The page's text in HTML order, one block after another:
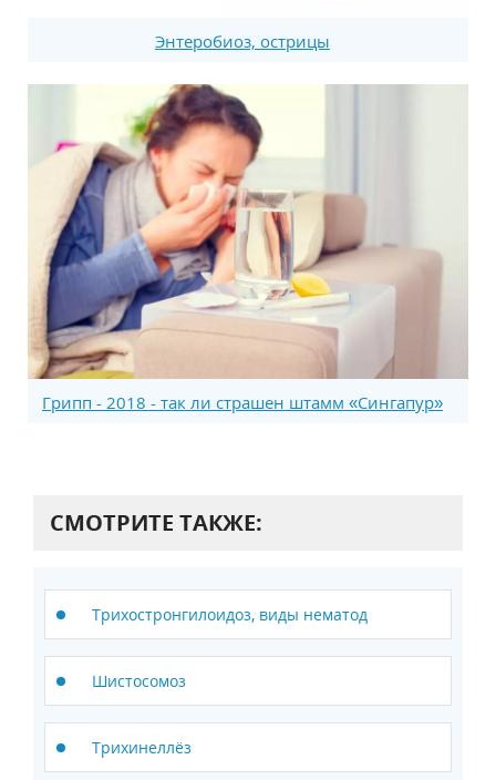
Энтеробиоз, острицы
Грипп - 2018 - так ли страшен штамм «Сингапур»
СМОТРИТЕ ТАКЖЕ:
Трихостронгилоидоз, виды нематод
Шистосомоз
Трихинеллёз